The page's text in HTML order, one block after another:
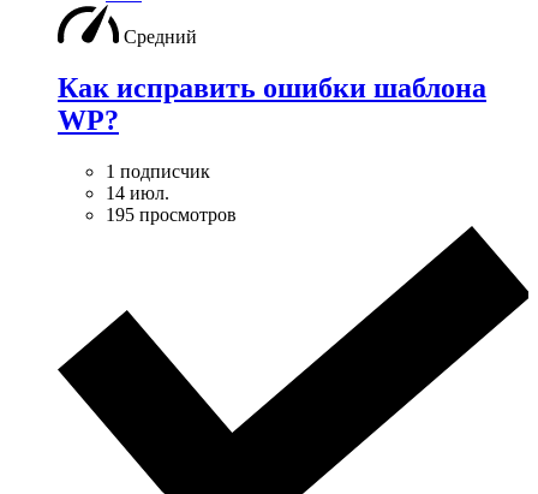
Средний
Как исправить ошибки шаблона
WP?
1 подписчик
14 июл.
195 просмотров